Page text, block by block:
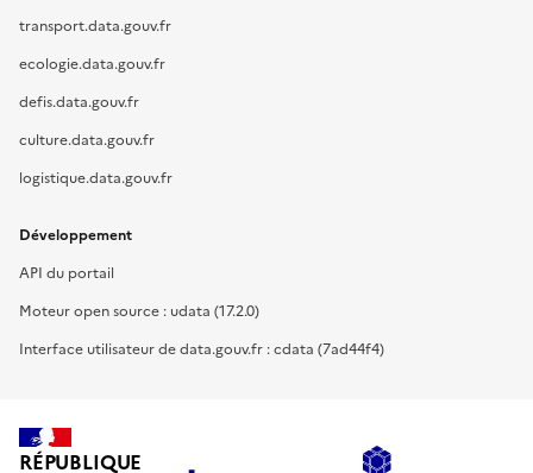
transport.data.gouv.fr
ecologie.data.gouv.fr
defis.data.gouv.fr
culture.data.gouv.fr
logistique.data.gouv.fr
Développement
API du portail
Moteur open source : udata (17.2.0)
Interface utilisateur de data.gouv.fr : cdata (7ad44f4)
RÉPUBLIQUE